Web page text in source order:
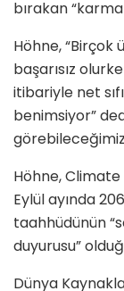
bırakan
Höhne, “Birçok
başarısız
itibariyle net
benimsiyor”
Höhne,
Eylül ayında
taahhüdünün
duyurusu”
Dünya